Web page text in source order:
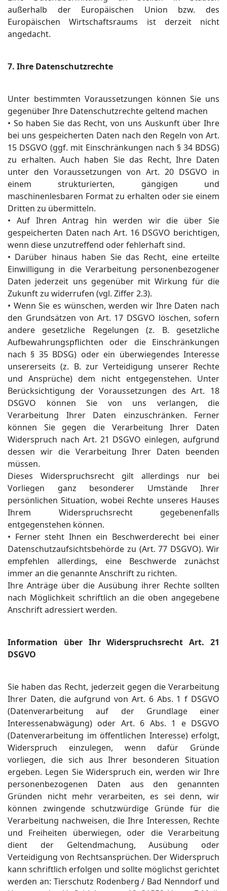
außerhalb der Europäischen Union bzw. des
Europäischen Wirtschaftsraums ist derzeit nicht
angedacht.
7. Ihre Datenschutzrechte
Unter bestimmten Voraussetzungen können Sie uns
gegenüber Ihre Datenschutzrechte geltend machen
• So haben Sie das Recht, von uns Auskunft über Ihre
bei uns gespeicherten Daten nach den Regeln von Art.
15 DSGVO (ggf. mit Einschränkungen nach § 34 BDSG)
zu erhalten. Auch haben Sie das Recht, Ihre Daten
unter den Voraussetzungen von Art. 20 DSGVO in
einem strukturierten, gängigen und
maschinenlesbaren Format zu erhalten oder sie einem
Dritten zu übermitteln.
• Auf Ihren Antrag hin werden wir die über Sie
gespeicherten Daten nach Art. 16 DSGVO berichtigen,
wenn diese unzutreffend oder fehlerhaft sind.
• Darüber hinaus haben Sie das Recht, eine erteilte
Einwilligung in die Verarbeitung personenbezogener
Daten jederzeit uns gegenüber mit Wirkung für die
Zukunft zu widerrufen (vgl. Ziffer 2.3).
• Wenn Sie es wünschen, werden wir Ihre Daten nach
den Grundsätzen von Art. 17 DSGVO löschen, sofern
andere gesetzliche Regelungen (z. B. gesetzliche
Aufbewahrungspflichten oder die Einschränkungen
nach § 35 BDSG) oder ein überwiegendes Interesse
unsererseits (z. B. zur Verteidigung unserer Rechte
und Ansprüche) dem nicht entgegenstehen. Unter
Berücksichtigung der Voraussetzungen des Art. 18
DSGVO können Sie von uns verlangen, die
Verarbeitung Ihrer Daten einzuschränken. Ferner
können Sie gegen die Verarbeitung Ihrer Daten
Widerspruch nach Art. 21 DSGVO einlegen, aufgrund
dessen wir die Verarbeitung Ihrer Daten beenden
müssen.
Dieses Widerspruchsrecht gilt allerdings nur bei
Vorliegen ganz besonderer Umstände Ihrer
persönlichen Situation, wobei Rechte unseres Hauses
Ihrem Widerspruchsrecht gegebenenfalls
entgegenstehen können.
• Ferner steht Ihnen ein Beschwerderecht bei einer
Datenschutzaufsichtsbehörde zu (Art. 77 DSGVO). Wir
empfehlen allerdings, eine Beschwerde zunächst
immer an die genannte Anschrift zu richten.
Ihre Anträge über die Ausübung ihrer Rechte sollten
nach Möglichkeit schriftlich an die oben angegebene
Anschrift adressiert werden.
Information über Ihr Widerspruchsrecht Art. 21
DSGVO
Sie haben das Recht, jederzeit gegen die Verarbeitung
Ihrer Daten, die aufgrund von Art. 6 Abs. 1 f DSGVO
(Datenverarbeitung auf der Grundlage einer
Interessenabwägung) oder Art. 6 Abs. 1 e DSGVO
(Datenverarbeitung im öffentlichen Interesse) erfolgt,
Widerspruch einzulegen, wenn dafür Gründe
vorliegen, die sich aus Ihrer besonderen Situation
ergeben. Legen Sie Widerspruch ein, werden wir Ihre
personenbezogenen Daten aus den genannten
Gründen nicht mehr verarbeiten, es sei denn, wir
können zwingende schutzwürdige Gründe für die
Verarbeitung nachweisen, die Ihre Interessen, Rechte
und Freiheiten überwiegen, oder die Verarbeitung
dient der Geltendmachung, Ausübung oder
Verteidigung von Rechtsansprüchen. Der Widerspruch
kann schriftlich erfolgen und sollte möglichst gerichtet
werden an: Tierschutz Rodenberg / Bad Nenndorf und